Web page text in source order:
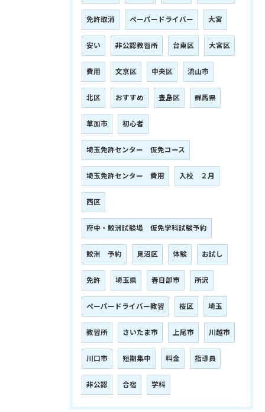
免許取消 ペーパードライバー 大宮
安い 非公認教習所 台東区 大宮区
費用 文京区 中央区 流山市
北区 おすすめ 豊島区 群馬県
草加市 初心者
埼玉免許センター 仮免コース
埼玉免許センター 費用 入校 ２月
西区
府中・鮫洲試験場 仮免学科試験予約
鮫洲 予約 見沼区 体験 お試し
免許 埼玉県 春日部市 所沢
ペーパードライバー教習 桜区 埼玉
教習所 さいたま市 上尾市 川越市
川口市 短期集中 料金 指導員
非公認 合宿 学科